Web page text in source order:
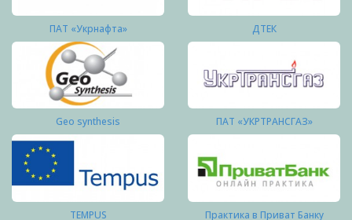
ПАТ «Укрнафта» ДТЕК
Geo synthesis ПАТ «УКРТРАНСГАЗ»
TEMPUS Практика в Приват Банку